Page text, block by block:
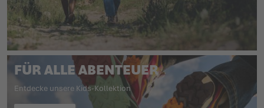
FÜR ALLE ABENTEUER
Entdecke unsere Kids-Kollektion